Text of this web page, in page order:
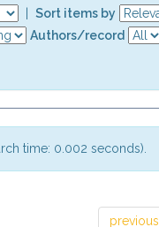
Sort items by
Authors/record
time: 0.002 seconds).
previous